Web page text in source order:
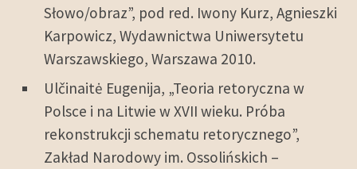
Słowo/obraz”, pod red. Iwony Kurz, Agnieszki
Karpowicz, Wydawnictwa Uniwersytetu
Warszawskiego, Warszawa 2010.
Ulčinaitė Eugenija, „Teoria retoryczna w
Polsce i na Litwie w XVII wieku. Próba
rekonstrukcji schematu retorycznego”,
Zakład Narodowy im. Ossolińskich –